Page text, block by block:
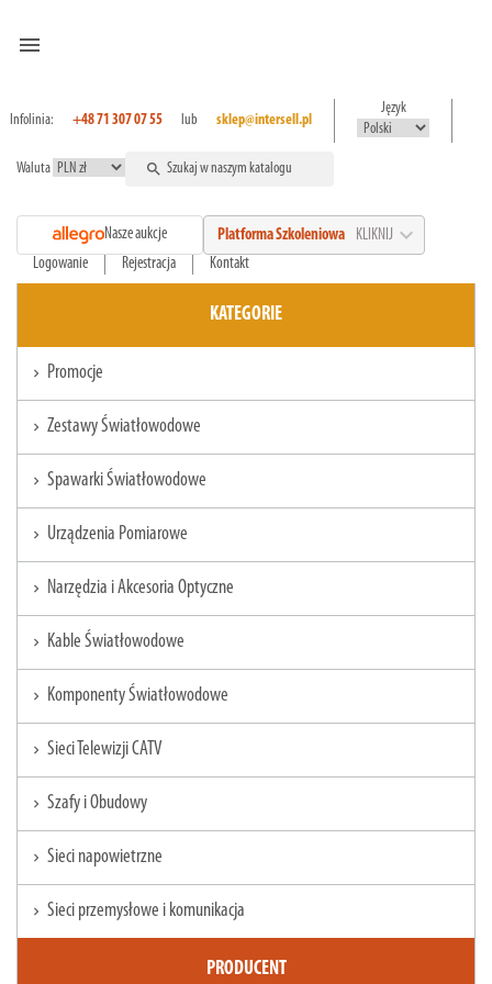
menu
Infolinia: +48 71 307 07 55 lub sklep@intersell.pl
Język
Waluta search
Nasze aukcje Platforma Szkoleniowa KLIKNIJ expand_more
Logowanie Rejestracja Kontakt
KATEGORIE
chevron_right Promocje
chevron_right Zestawy Światłowodowe
chevron_right Spawarki Światłowodowe
chevron_right Urządzenia Pomiarowe
chevron_right Narzędzia i Akcesoria Optyczne
chevron_right Kable Światłowodowe
chevron_right Komponenty Światłowodowe
chevron_right Sieci Telewizji CATV
chevron_right Szafy i Obudowy
chevron_right Sieci napowietrzne
chevron_right Sieci przemysłowe i komunikacja
PRODUCENT